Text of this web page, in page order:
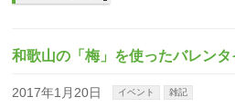
和歌山の「梅」を使ったバレン
2017年1月20日 イベント 雑記